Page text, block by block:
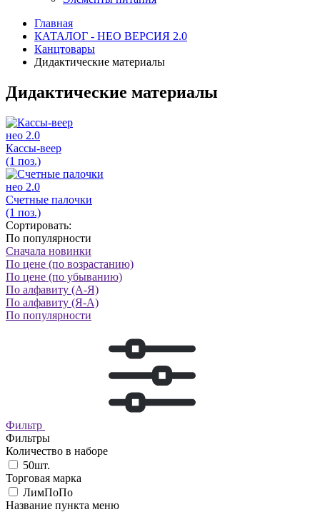
Главная
КАТАЛОГ - НЕО ВЕРСИЯ 2.0
Канцтовары
Дидактические материалы
Дидактические материалы
нео 2.0
Кассы-веер
(1 поз.)
нео 2.0
Счетные палочки
(1 поз.)
Сортировать:
По популярности
Сначала новинки
По цене (по возрастанию)
По цене (по убыванию)
По алфавиту (А-Я)
По алфавиту (Я-А)
По популярности
Фильтр
Фильтры
Количество в наборе
50шт.
Торговая марка
ЛимПоПо
Название пункта меню